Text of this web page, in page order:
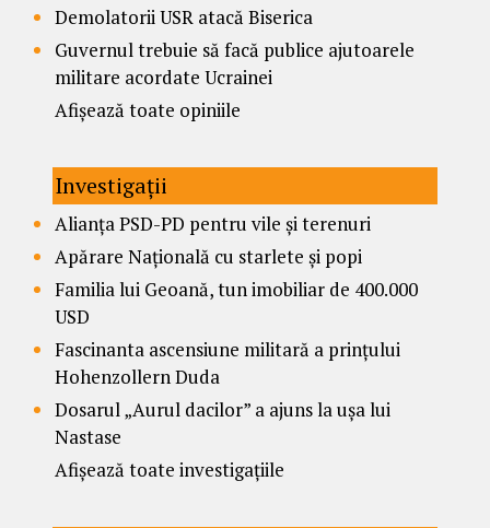
Demolatorii USR atacă Biserica
Guvernul trebuie să facă publice ajutoarele
militare acordate Ucrainei
Afișează toate opiniile
Investigații
Alianța PSD-PD pentru vile și terenuri
Apărare Națională cu starlete și popi
Familia lui Geoană, tun imobiliar de 400.000
USD
Fascinanta ascensiune militară a prințului
Hohenzollern Duda
Dosarul „Aurul dacilor” a ajuns la ușa lui
Nastase
Afișează toate investigațiile